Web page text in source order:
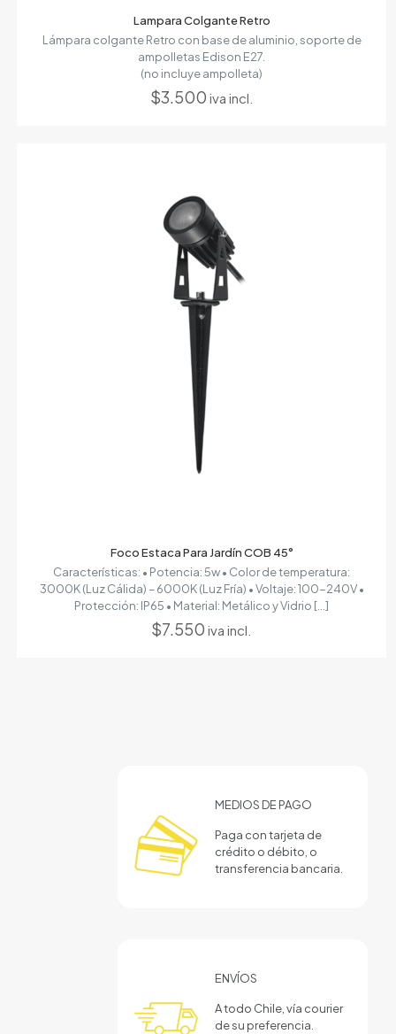
Lampara Colgante Retro
Lámpara colgante Retro con base de aluminio, soporte de
ampolletas Edison E27.
(no incluye ampolleta)
$3.500 iva incl.
Foco Estaca Para Jardín COB 45°
Características: • Potencia: 5w • Color de temperatura:
3000K (Luz Cálida) – 6000K (Luz Fría) • Voltaje: 100-240V •
Protección: IP65 • Material: Metálico y Vidrio […]
$7.550 iva incl.
MEDIOS DE PAGO
Paga con tarjeta de
crédito o débito, o
transferencia bancaria.
ENVÍOS
A todo Chile, vía courier
de su preferencia.